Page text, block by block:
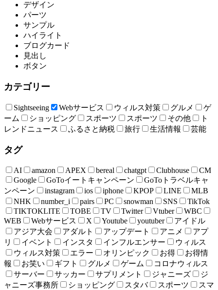
デザイン
パーツ
サンプル
ハイライト
ブログカード
見出し
ボタン
カテゴリー
Sightseeing Webサービス ウィルス対策 グルメ
ゲ
ーム
ショッピング スポーツ スポーツ その他
ト
レンドニュース
ふるさと納税 旅行 生活情報 芸能
タグ
AI amazon APEX bereal chatgpt Clubhouse
CM
Google
GoToイートキャンペーン
GoToトラベルキャ
ンペーン
instagram ios iphone KPOP LINE
MLB
NHK
number_i pairs PC snowman SNS
TikTok
TIKTOKLITE
TOBE TV Twitter Vtuber
WBC
WEB
Webサービス X Youtube youtuber
アイドル
アジア大会
アダルト アップデート アニメ
アプ
リ
イベント インスタ インフルエンサー
ウィルス
ウィルス対策
エラー オリンピック お得
お得情
報
お笑い ギフト グルメ ゲーム
コロナウィルス
サーバー
サッカー サプリメント ジャニーズ
ジ
ャニーズ事務所
ショッピング スタバ スポーツ
スマ